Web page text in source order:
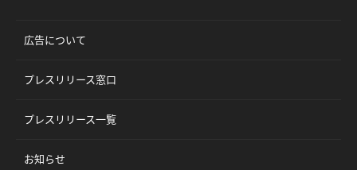
広告について
プレスリリース窓口
プレスリリース一覧
お知らせ